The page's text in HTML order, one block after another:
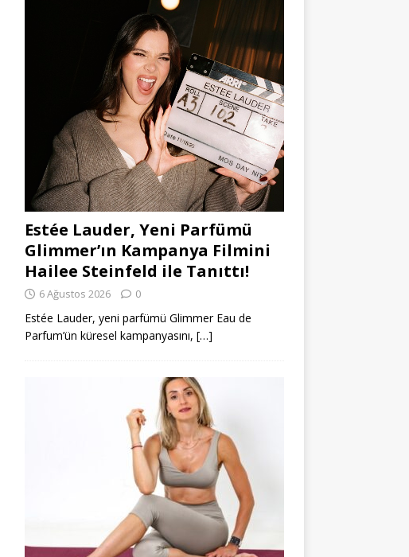
Estée Lauder, Yeni Parfümü
Glimmer’ın Kampanya Filmini
Hailee Steinfeld ile Tanıttı!
6 Ağustos 2026 0
Estée Lauder, yeni parfümü Glimmer Eau de
Parfum’ün küresel kampanyasını, […]